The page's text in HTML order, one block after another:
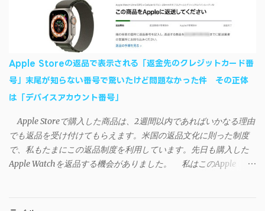
ートフォンに移行したい場合に役立つはずだ。
1. 開発ページ のDownloadsの項目から自分のOSにあったファイル
をダウンロードする。 Windows（Windows2000, XP, Vista, Win7,
Win8）に対応です。 （ ◆自分のパソコンが 32 ビット版か 64 ビッ
ト版かを確認したい ） 2.ダウンロードしたファイルを解凍後、
（自分はProgram Filesの中に移動させちゃいました）フォルダの
中にある SAO Utils.exe を実行。 3.アップデートがある場合は起動
時に知らせてくれるので、パッチをダウンロードしましょう。 ダ
て切り取り、先ほどダウンロードした SAO Utilsフォルダ へ貼り付
け、新しいファイルへ置き換えることで適用できます。 起動方法
と各種設定 アップデートが完了したら改めて SAO Utils.exe を起動
すると、アニメで見覚えのあるスプラッシュウィンドウがSEとと
Apple Storeの返品で表示される「返金先のクレジットカード番
号」末尾が知らない番号で驚いたけど問題なかった件 その正体
は「デバイスアカウント番号」
Apple Storeで購入した商品は、2週間以内であればいかなる理由
でも返品を受け付けてもらえます。米国の返品文化に則った制度
で、私もたまにこの返品制度を利用しています。先日も購入した
Apple Watchを返品する機会がありました。 私はこのApple